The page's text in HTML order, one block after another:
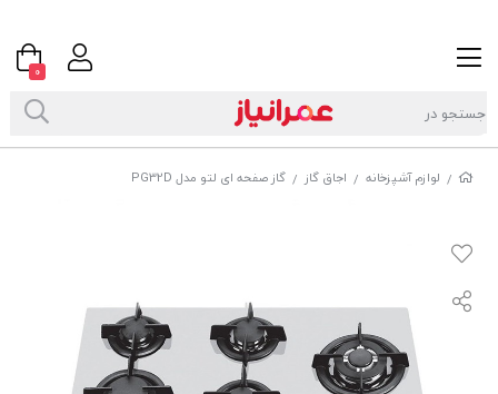
/ لوازم آشپزخانه / اجاق گاز / گاز صفحه ای لتو مدل PG32D
0